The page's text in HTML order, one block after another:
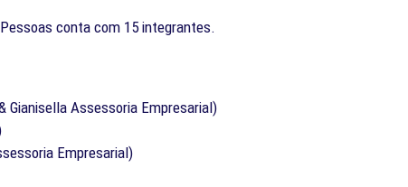
conta com 15 integrantes.
Gianisella Assessoria Empresarial)
Empresarial)